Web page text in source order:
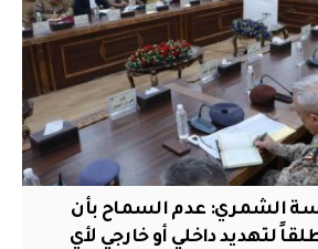
الشمري: عدم السماح بأن
لتهديد داخلي أو خارجي لأي